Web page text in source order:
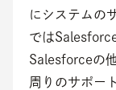
にシステムの
では
Salesforceの
周りのサポー